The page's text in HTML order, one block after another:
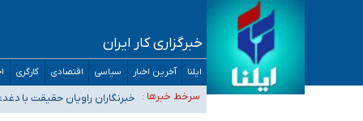
خبرگزاری کار ایران
ایلنا آخرین اخبار سیاسی اقتصادی کارگری
سرخط خبرها :
تعویق آزمون ورودی دکترای تخصصی
خبرنگاران راویان حقیقت با